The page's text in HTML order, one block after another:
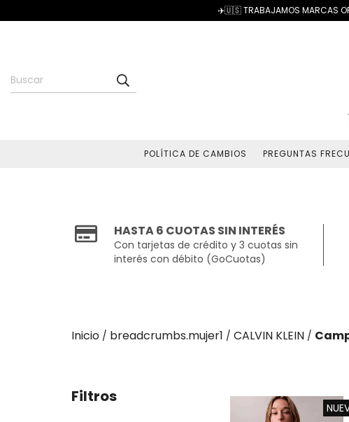
✈️🇺🇸 TRABAJAMOS MARCAS
POLÍTICA DE CAMBIOS PREGUNTAS
HASTA 6 CUOTAS SIN INTERÉS
Con tarjetas de crédito y 3 cuotas sin
interés con débito (GoCuotas)
Inicio / breadcrumbs.mujer1 / CALVIN KLEIN /
Filtros